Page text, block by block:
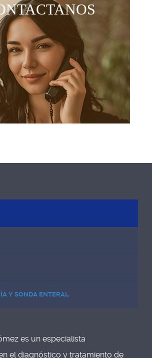
Y SONDA ENTERAL
es un especialista
el diagnóstico y tratamiento de